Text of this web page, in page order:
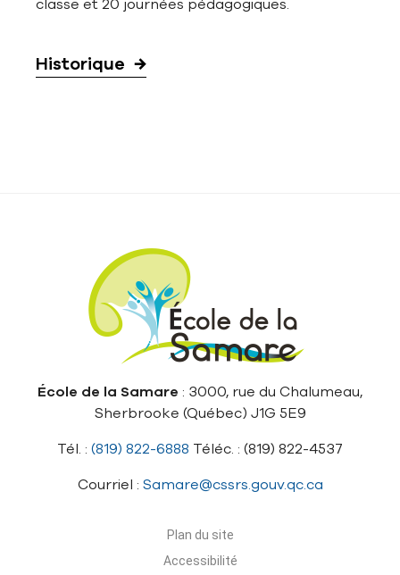
classe et 20 journées pédagogiques.
Historique
École de la Samare : 3000, rue du Chalumeau,
Sherbrooke (Québec) J1G 5E9
Tél. : (819) 822-6888 Téléc. : (819) 822-4537
Courriel : Samare@cssrs.gouv.qc.ca
Plan du site
Accessibilité